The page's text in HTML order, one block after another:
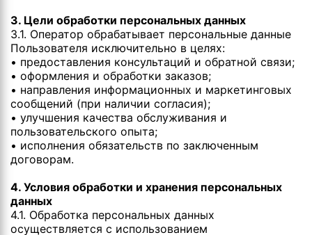
3. Цели обработки персональных данных
3.1. Оператор обрабатывает персональные данные
Пользователя исключительно в целях:
• предоставления консультаций и обратной связи;
• оформления и обработки заказов;
• направления информационных и маркетинговых
сообщений (при наличии согласия);
• улучшения качества обслуживания и
пользовательского опыта;
• исполнения обязательств по заключенным
договорам.
4. Условия обработки и хранения персональных
данных
4.1. Обработка персональных данных
осуществляется с использованием